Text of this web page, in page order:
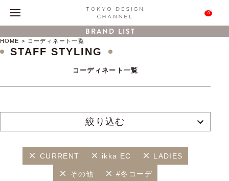
0
BRAND LIST
HOME コーディネート一覧
STAFF STYLING
コーディネート一覧
絞り込む
CURRENT ikka EC LADIES
その他 #冬コーデ